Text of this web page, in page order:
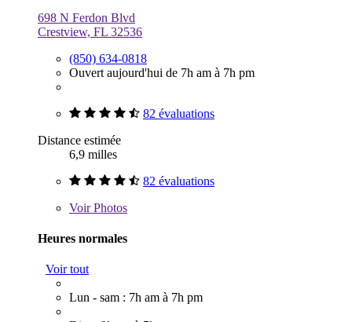
698 N Ferdon Blvd
Crestview, FL 32536
(850) 634-0818
Ouvert aujourd'hui de 7h am à 7h pm
82 évaluations
Distance estimée
6,9 milles
82 évaluations
VoirPhotos
Heures normales
Voir tout
Lun - sam : 7h am à 7h pm